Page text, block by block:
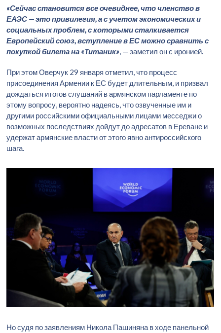
«Сейчас становится все очевиднее, что членство в
ЕАЭС — это привилегия, а с учетом экономических и
социальных проблем, с которыми сталкивается
Европейский союз, вступление в ЕС можно сравнить с
покупкой билета на «Титаник», — заметил он с иронией.
При этом Оверчук 29 января отметил, что процесс
присоединения Армении к ЕС будет длительным, и призвал
дождаться итогов слушаний в армянском парламенте по
этому вопросу, вероятно надеясь, что озвученные им и
другими российскими официальными лицами месседжи о
возможных последствиях дойдут до адресатов в Ереване и
удержат армянские власти от этого явно антироссийского
шага.
Но судя по заявлениям Никола Пашиняна в ходе панельной